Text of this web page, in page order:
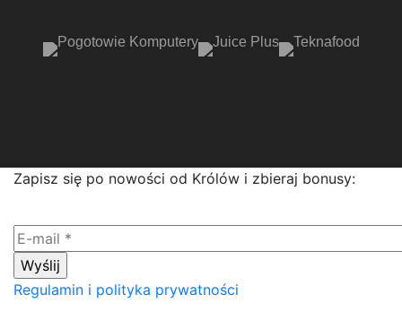
Zapisz się po nowości od Królów i zbieraj bonusy:
Regulamin i polityka prywatności